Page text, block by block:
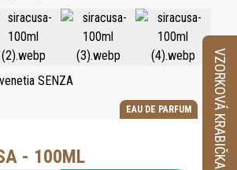
EAU DE PARFUM
- 100ML VZORKOVÁ KRABIČKA